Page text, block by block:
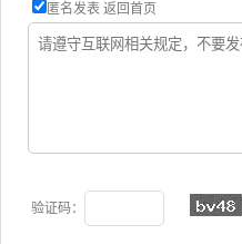
匿名发表 返回首页
验证码：